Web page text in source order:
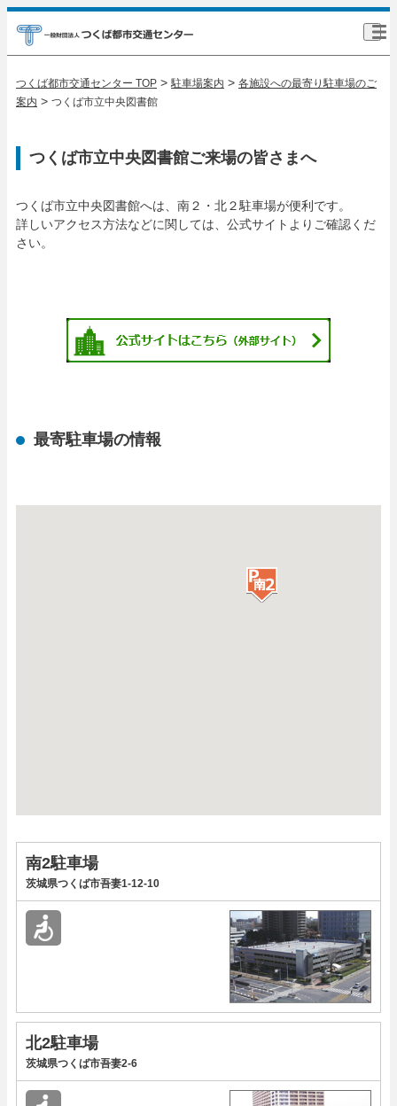
つくば都市交通センター TOP > 駐車場案内 > 各施設への最寄り駐車場のご
案内 > つくば市立中央図書館
つくば市立中央図書館ご来場の皆さまへ
つくば市立中央図書館へは、南２・北２駐車場が便利です。
詳しいアクセス方法などに関しては、公式サイトよりご確認くだ
さい。
最寄駐車場の情報
南2駐車場
茨城県つくば市吾妻1-12-10
北2駐車場
茨城県つくば市吾妻2-6